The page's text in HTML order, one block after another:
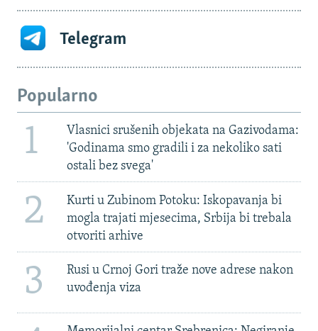
Telegram
Popularno
1
Vlasnici srušenih objekata na Gazivodama:
'Godinama smo gradili i za nekoliko sati
ostali bez svega'
2
Kurti u Zubinom Potoku: Iskopavanja bi
mogla trajati mjesecima, Srbija bi trebala
otvoriti arhive
3
Rusi u Crnoj Gori traže nove adrese nakon
uvođenja viza